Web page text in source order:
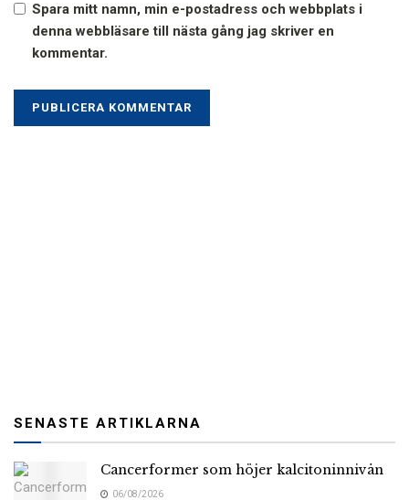
Spara mitt namn, min e-postadress och webbplats i
denna webbläsare till nästa gång jag skriver en
kommentar.
SENASTE ARTIKLARNA
Cancerformer som höjer kalcitoninnivån
06/08/2026